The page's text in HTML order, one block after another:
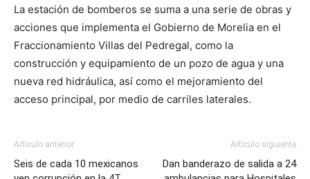
La estación de bomberos se suma a una serie de obras y
acciones que implementa el Gobierno de Morelia en el
Fraccionamiento Villas del Pedregal, como la
construcción y equipamiento de un pozo de agua y una
nueva red hidráulica, así como el mejoramiento del
acceso principal, por medio de carriles laterales.
Artículo anterior
Seis de cada 10 mexicanos
Artículo siguiente
Dan banderazo de salida a 24